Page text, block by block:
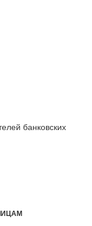
банковских